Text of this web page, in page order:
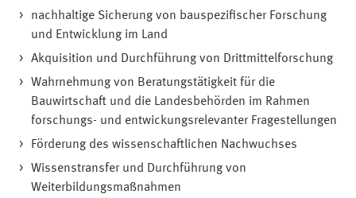
nachhaltige Sicherung von bauspezifischer Forschung
und Entwicklung im Land
Akquisition und Durchführung von Drittmittelforschung
Wahrnehmung von Beratungstätigkeit für die
Bauwirtschaft und die Landesbehörden im Rahmen
forschungs- und entwickungsrelevanter Fragestellungen
Förderung des wissenschaftlichen Nachwuchses
Wissenstransfer und Durchführung von
Weiterbildungsmaßnahmen